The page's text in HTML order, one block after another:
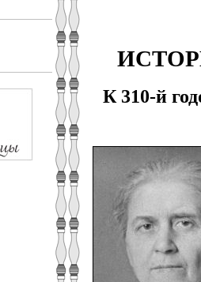
К 310‑й